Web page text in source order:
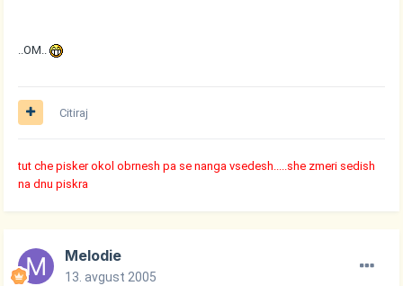
..OM..
Citiraj
tut che pisker okol obrnesh pa se nanga vsedesh.....she zmeri sedish
na dnu piskra
Melodie
13. avgust 2005